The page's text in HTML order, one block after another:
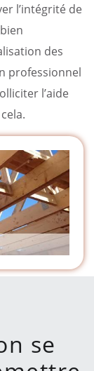
l’intégrité de
des
professionnel
l’aide
se